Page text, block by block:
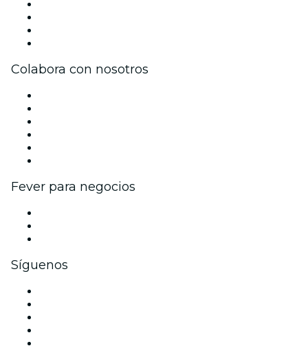
Colabora con nosotros
Fever para negocios
Síguenos